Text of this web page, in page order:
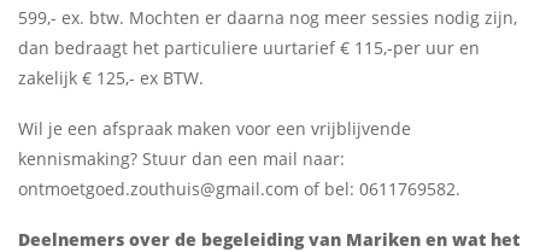
599,- ex. btw. Mochten er daarna nog meer sessies nodig zijn,
dan bedraagt het particuliere uurtarief € 115,-per uur en
zakelijk € 125,- ex BTW.
Wil je een afspraak maken voor een vrijblijvende
kennismaking? Stuur dan een mail naar:
ontmoetgoed.zouthuis@gmail.com of bel: 0611769582.
Deelnemers over de begeleiding van Mariken en wat het